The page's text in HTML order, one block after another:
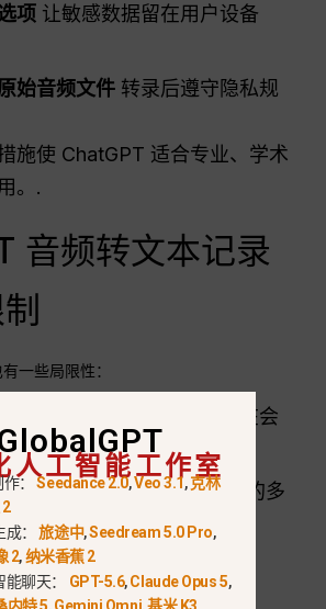
项 让敏感数据留在用户设备
始音频文件 转录后遵守隐私规
施使 ChatGPT 适合专业、学术
。.
音频转文本记录
一些局限性：
在录音过程中；录音誊本在会
识; 它无法区分同一会议中的多
.
目前仅适用于 MacOS 上的
Plus 用户。.
人工智能工作室
作：Seedance 2.0,Veo 3.1,克林
2
成：旅途中,Seedream 5.0 Pro,
2,纳米香蕉 2
能聊天： GPT-5.6,Claude Opus 5,
内特 5,Gemini Omni,基米 K3